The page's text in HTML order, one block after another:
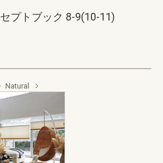
プトブック 8-9(10-11)
Natural